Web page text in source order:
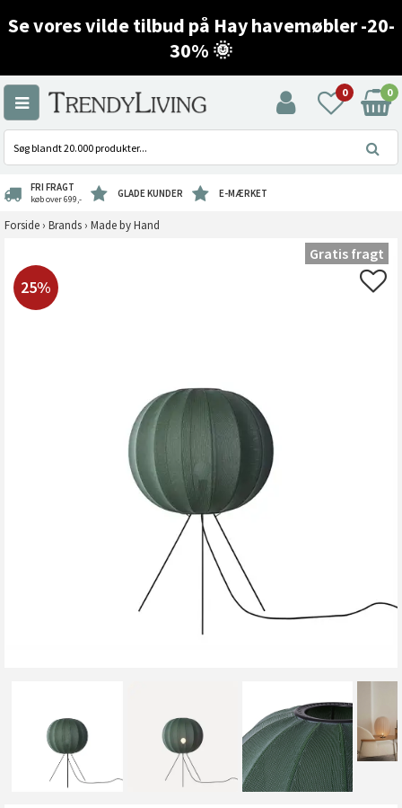
Se vores vilde tilbud på Hay havemøbler -20-
30% 🌞
0 0
FRI FRAGT
køb over 699,- GLADE KUNDER E-MÆRKET
Forside › Brands › Made by Hand
25%
Gratis fragt